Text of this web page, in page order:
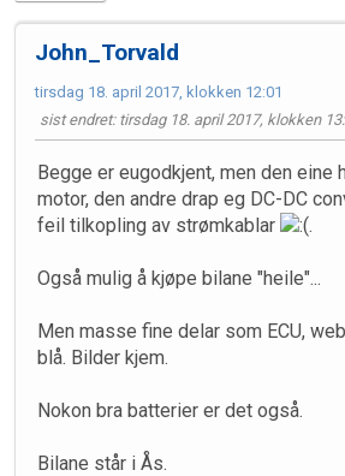
John_Torvald
tirsdag 18. april 2017, klokken 12:01
sist endret: tirsdag 18. april 2017, klokken
Begge er eugodkjent, men den eine
motor, den andre drap eg DC-DC
feil tilkopling av strømkablar
.
Også mulig å kjøpe bilane "heile"...
Men masse fine delar som ECU,
blå. Bilder kjem.
Nokon bra batterier er det også.
Bilane står i Ås.